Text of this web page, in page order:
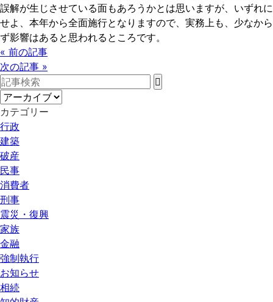
誤解が生じさせている面もあろうかとは思いますが、いずれに
せよ、本年から全面施行となりますので、実務上も、少なから
ず影響はあると思われるところです。
« 前の記事
次の記事 »
カテゴリー
行政
建築
破産
民事
消費者
刑事
震災・復興
家族
金融
強制執行
お知らせ
相続